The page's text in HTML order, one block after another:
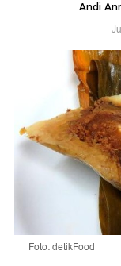
Andi
Foto: detikFood